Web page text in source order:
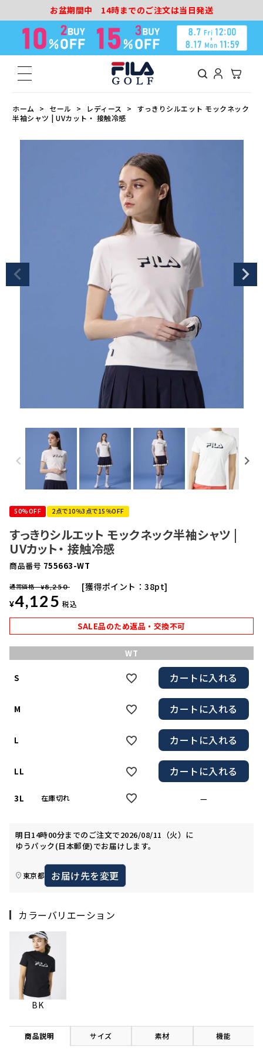
お盆期間中 14時までのご注文は当日発送
ホーム セール レディース
すっきりシルエット モックネック
半袖シャツ | UVカット・ 接触冷感
50%OFF 2点で10％3点で15％OFF
すっきりシルエット モックネック半袖シャツ |
UVカット・ 接触冷感
商品番号 755663-WT
通常価格 ¥8,250
¥4,125 税込
獲得ポイント：38pt
SALE品のため返品・交換不可
WT
S カートに入れる
M カートに入れる
L カートに入れる
LL カートに入れる
3L 在庫切れ —
明日14時00分までのご注文で2026/08/11（火） に
ゆうパック(日本郵便)でお届けします。
東京都 お届け先を変更
カラーバリエーション
BK
商品説明 サイズ 素材 機能